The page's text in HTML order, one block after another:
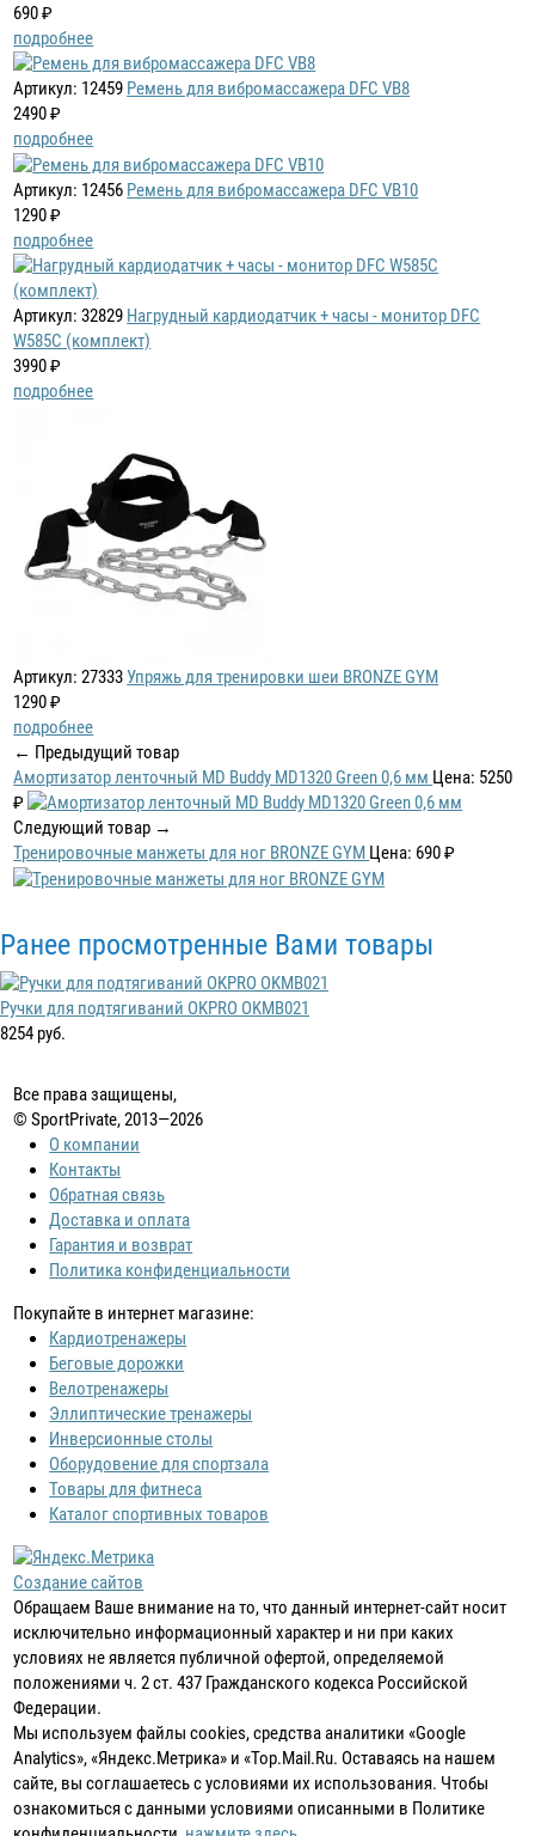
690 ₽
подробнее
Артикул: 12459 Ремень для вибромассажера DFC VB8
2490 ₽
подробнее
Артикул: 12456 Ремень для вибромассажера DFC VB10
1290 ₽
подробнее
Артикул: 32829 Нагрудный кардиодатчик + часы - монитор DFC
W585C (комплект)
3990 ₽
подробнее
Артикул: 27333Упряжь для тренировки шеи BRONZE GYM
1290 ₽
подробнее
← Предыдущий товар
Амортизатор ленточный MD Buddy MD1320 Green 0,6 мм Цена: 5250
₽
Следующий товар →
Тренировочные манжеты для ног BRONZE GYM Цена: 690 ₽
Ранее просмотренные Вами товары
Ручки для подтягиваний OKPRO OKMB021
8254 руб.
Все права защищены,
© SportPrivate, 2013—2026
О компании
Контакты
Обратная связь
Доставка и оплата
Гарантия и возврат
Политика конфиденциальности
Покупайте в интернет магазине:
Кардиотренажеры
Беговые дорожки
Велотренажеры
Эллиптические тренажеры
Инверсионные столы
Оборудовение для спортзала
Товары для фитнеса
Каталог спортивных товаров
Создание сайтов
Обращаем Ваше внимание на то, что данный интернет-сайт носит
исключительно информационный характер и ни при каких
условиях не является публичной офертой, определяемой
положениями ч. 2 ст. 437 Гражданского кодекса Российской
Федерации.
Мы используем файлы cookies, средства аналитики «Google
Analytics», «Яндекс.Метрика» и «Top.Mail.Ru. Оставаясь на нашем
сайте, вы соглашаетесь с условиями их использования. Чтобы
ознакомиться с данными условиями описанными в Политике